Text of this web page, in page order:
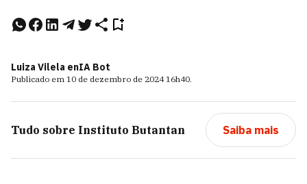
Luiza Vilela enIA Bot
Publicado em 10 de dezembro de 2024 16h40.
Tudo sobre Instituto Butantan Saiba mais